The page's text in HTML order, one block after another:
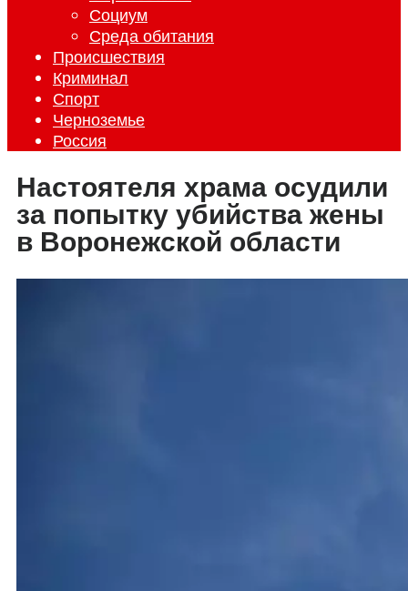
Социум
Среда обитания
Происшествия
Криминал
Спорт
Черноземье
Россия
Настоятеля храма осудили
за попытку убийства жены
в Воронежской области